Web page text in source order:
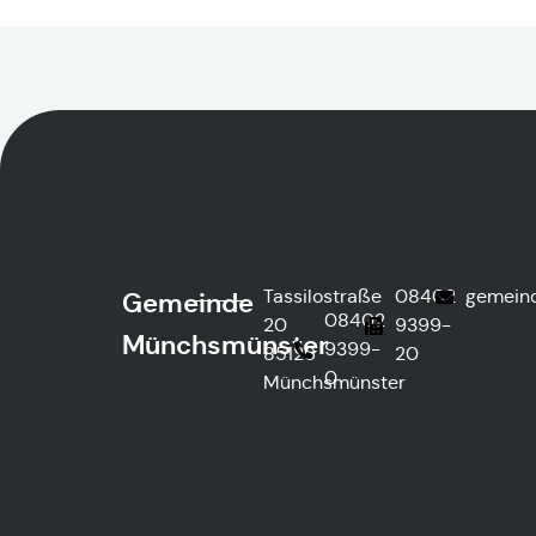
Gemeinde
Münchsmünster
Tassilostraße
20
85126
Münchsmünster
08402
9399-
0
08402
9399-
20